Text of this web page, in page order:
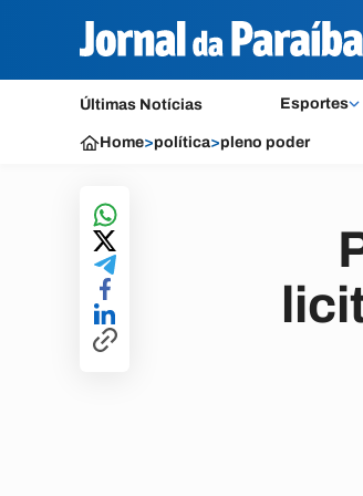
Últimas Notícias Esportes
Home>política>pleno poder